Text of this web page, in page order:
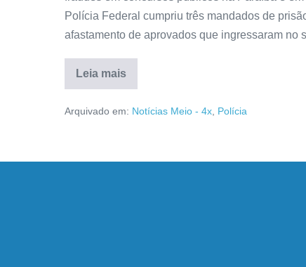
Polícia Federal cumpriu três mandados de
afastamento de aprovados que ingressaram no
Leia mais
Arquivado em: Notícias Meio - 4x, Polícia